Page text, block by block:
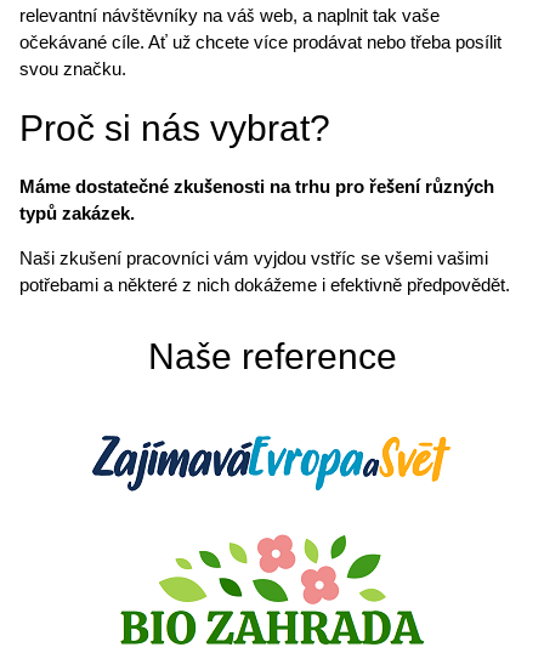
relevantní návštěvníky na váš web, a naplnit tak vaše
očekávané cíle. Ať už chcete více prodávat nebo třeba posílit
svou značku.
Proč si nás vybrat?
Máme dostatečné zkušenosti na trhu pro řešení různých
typů zakázek.
Naši zkušení pracovníci vám vyjdou vstříc se všemi vašimi
potřebami a některé z nich dokážeme i efektivně předpovědět.
Naše reference